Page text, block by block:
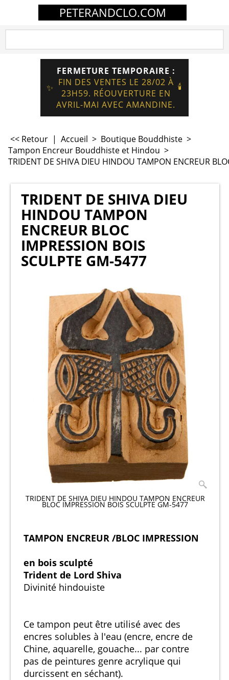
PETERANDCLO.COM
✨
FERMETURE TEMPORAIRE :
FIN DES VENTES LE 28/02 À
23H59. RÉOUVERTURE EN
AVRIL-MAI AVEC AMANDINE.
🕯️
<< Retour | Accueil > Boutique Bouddhiste >
Tampon Encreur Bouddhiste et Hindou >
TRIDENT DE SHIVA DIEU HINDOU TAMPON ENCREUR
TRIDENT DE SHIVA DIEU
HINDOU TAMPON
ENCREUR BLOC
IMPRESSION BOIS
SCULPTE GM-5477
TRIDENT DE SHIVA DIEU HINDOU TAMPON ENCREUR
BLOC IMPRESSION BOIS SCULPTE GM-5477
TAMPON ENCREUR /BLOC IMPRESSION
en bois sculpté
Trident de Lord Shiva
Divinité hindouiste
Ce tampon peut être utilisé avec des
encres solubles à l'eau (encre, encre de
Chine, aquarelle, gouache... par contre
pas de peintures genre acrylique qui
durcissent en séchant).